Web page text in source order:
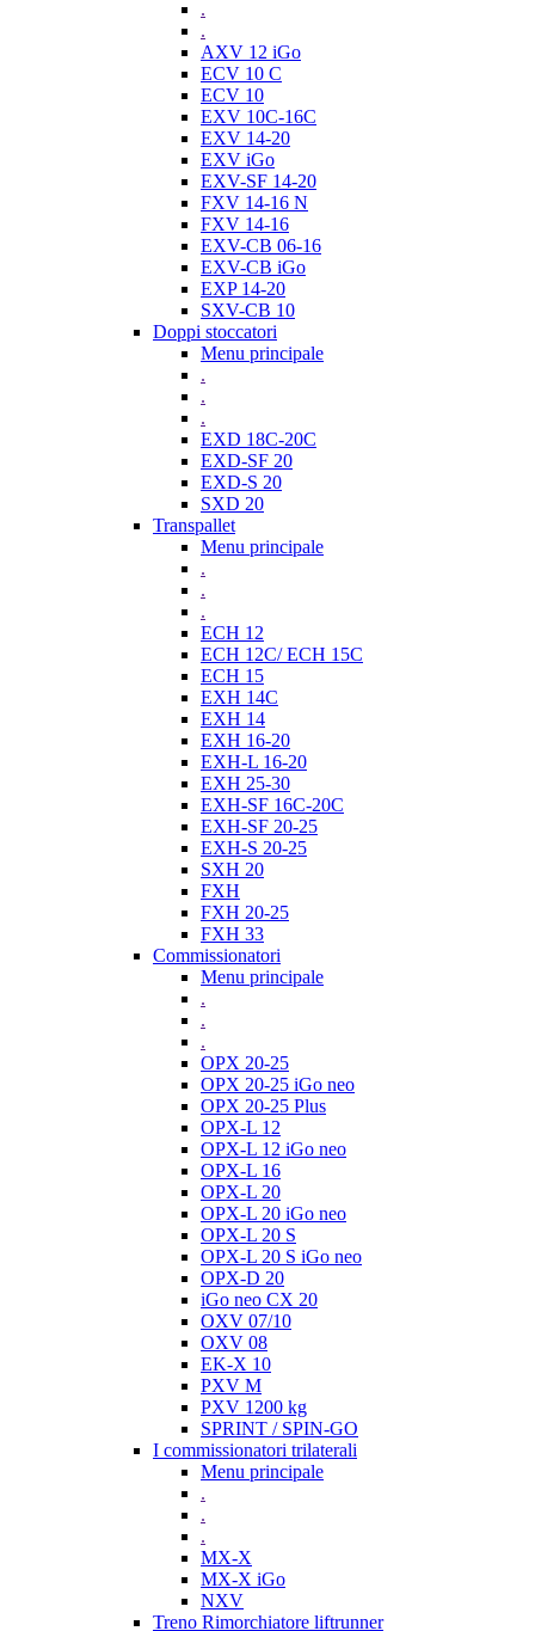
.
.
AXV 12 iGo
ECV 10 C
ECV 10
EXV 10C-16C
EXV 14-20
EXV iGo
EXV-SF 14-20
FXV 14-16 N
FXV 14-16
EXV-CB 06-16
EXV-CB iGo
EXP 14-20
SXV-CB 10
Doppi stoccatori
Menu principale
.
.
.
EXD 18C-20C
EXD-SF 20
EXD-S 20
SXD 20
Transpallet
Menu principale
.
.
.
ECH 12
ECH 12C/ ECH 15C
ECH 15
EXH 14C
EXH 14
EXH 16-20
EXH-L 16-20
EXH 25-30
EXH-SF 16C-20C
EXH-SF 20-25
EXH-S 20-25
SXH 20
FXH
FXH 20-25
FXH 33
Commissionatori
Menu principale
.
.
.
OPX 20-25
OPX 20-25 iGo neo
OPX 20-25 Plus
OPX-L 12
OPX-L 12 iGo neo
OPX-L 16
OPX-L 20
OPX-L 20 iGo neo
OPX-L 20 S
OPX-L 20 S iGo neo
OPX-D 20
iGo neo CX 20
OXV 07/10
OXV 08
EK-X 10
PXV M
PXV 1200 kg
SPRINT / SPIN-GO
I commissionatori trilaterali
Menu principale
.
.
.
MX-X
MX-X iGo
NXV
Treno Rimorchiatore liftrunner